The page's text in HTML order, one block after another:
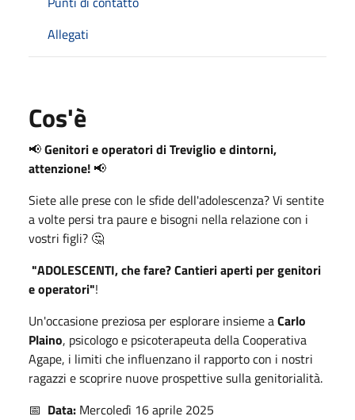
Allegati
Cos'è
📢Genitori e operatori di Treviglio e dintorni,
attenzione! 📢
Siete alle prese con le sfide dell'adolescenza? Vi sentite
a volte persi tra paure e bisogni nella relazione con i
vostri figli? 🤔
"ADOLESCENTI, che fare? Cantieri aperti per genitori
e operatori"!
Un'occasione preziosa per esplorare insieme aCarlo
Plaino, psicologo e psicoterapeuta della Cooperativa
Agape, i limiti che influenzano il rapporto con i nostri
ragazzi e scoprire nuove prospettive sulla genitorialità.
📅 Data: Mercoledì 16 aprile 2025